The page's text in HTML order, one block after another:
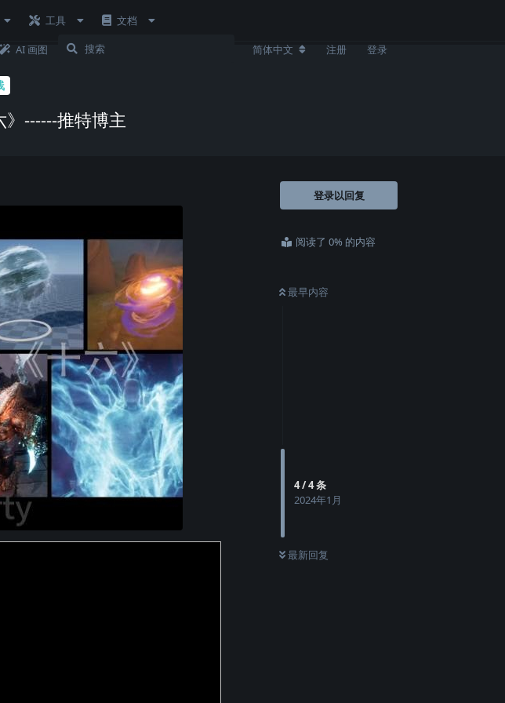
工具 文档
AI 画图 简体中文 注册 登录
------推特博主
登录以回复
阅读了 0% 的内容
最早内容
4/4条
2024年1月
最新回复